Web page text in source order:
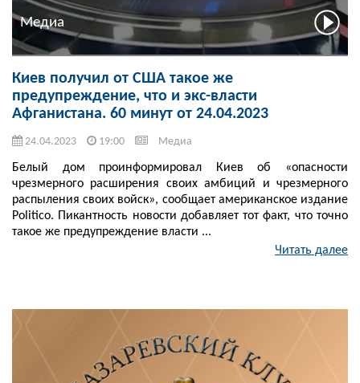
Медиа
Киев получил от США такое же
предупреждение, что и экс-власти
Афганистана. 60 минут от 24.04.2023
24.04.2023 19:00 Медиа
Белый дом проинформировал Киев об «опасности
чрезмерного расширения своих амбиций и чрезмерного
распыления своих войск», сообщает американское издание
Politico. Пикантность новости добавляет тот факт, что точно
такое же предупреждение власти ...
Читать далее